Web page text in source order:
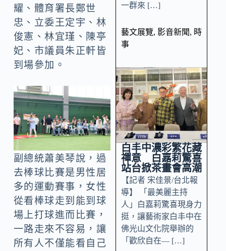
耀、體育署長鄭世
忠、立委王定宇、林
俊憲、林宜瑾、陳亭
妃、市議員朱正軒皆
到場參加。
副總統蕭美琴說，過
去棒球比賽是男性居
多的運動賽事，女性
從看棒球走到能到球
場上打球進而比賽，
一路走來不容易，讓
所有人不僅能看自己
一群來 […]
藝文展覽, 影音新聞, 時
事
白丰中濃彩繁花藏
禪意 白嘉莉驚喜
站台掀茶畫會高潮
【記者 宋佳景/台北報
導】 「最美麗主持
人」白嘉莉驚喜現身力
挺，讓藝術家白丰中在
佛光山文化院舉辦的
「歡欣自在— […]